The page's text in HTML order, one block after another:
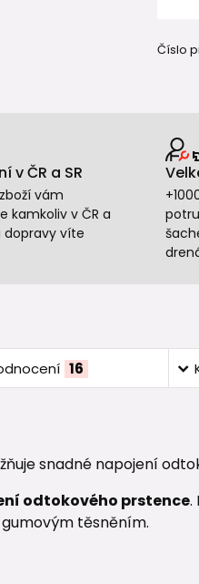
Číslo
v ČR a SR
vám
kamkoliv v ČR a
dopravy víte
16
snadné napojení
odtokového prstence.
těsněním.